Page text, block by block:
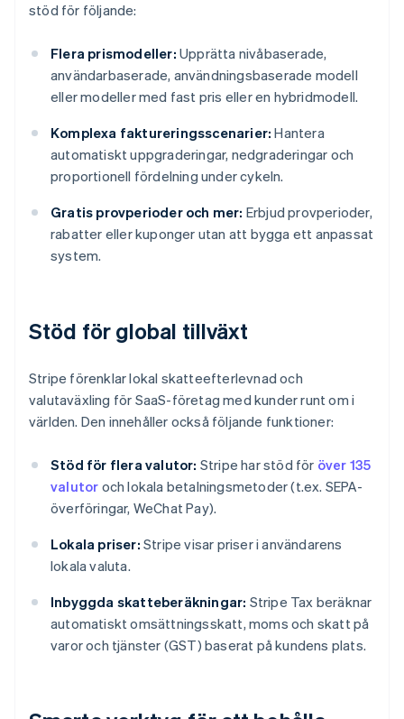
stöd för följande:
Flera prismodeller: Upprätta nivåbaserade,
användarbaserade, användningsbaserade modell
eller modeller med fast pris eller en hybridmodell.
Komplexa faktureringsscenarier: Hantera
automatiskt uppgraderingar, nedgraderingar och
proportionell fördelning under cykeln.
Gratis provperioder och mer: Erbjud provperioder,
rabatter eller kuponger utan att bygga ett anpassat
system.
Stöd för global tillväxt
Stripe förenklar lokal skatteefterlevnad och
valutaväxling för SaaS-företag med kunder runt om i
världen. Den innehåller också följande funktioner:
Stöd för flera valutor: Stripe har stöd för över 135
valutor och lokala betalningsmetoder (t.ex. SEPA-
överföringar, WeChat Pay).
Lokala priser: Stripe visar priser i användarens
lokala valuta.
Inbyggda skatteberäkningar: Stripe Tax beräknar
automatiskt omsättningsskatt, moms och skatt på
varor och tjänster (GST) baserat på kundens plats.